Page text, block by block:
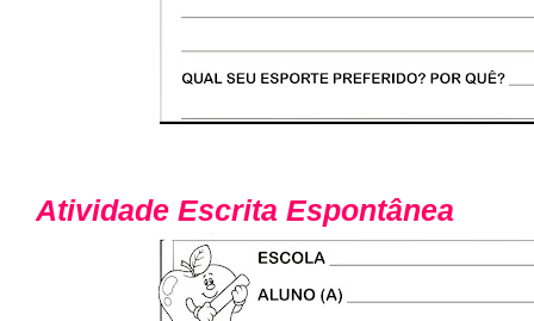
Atividade Escrita Espontânea